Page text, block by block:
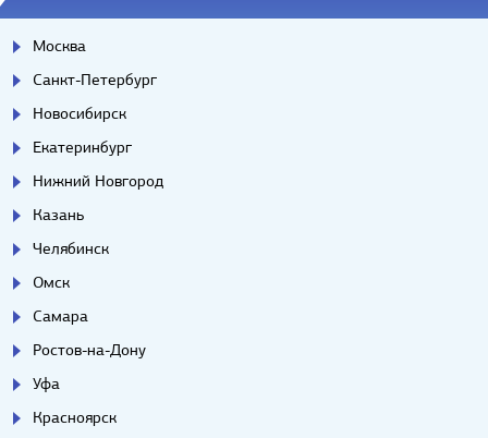
Москва
Санкт-Петербург
Новосибирск
Екатеринбург
Нижний Новгород
Казань
Челябинск
Омск
Самара
Ростов-на-Дону
Уфа
Красноярск